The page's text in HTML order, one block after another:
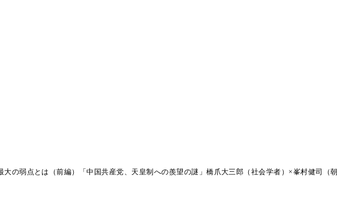
の弱点とは（前編）「中国共産党、天皇制への羨望の謎」橋爪大三郎（社会学者）×峯村健司（朝